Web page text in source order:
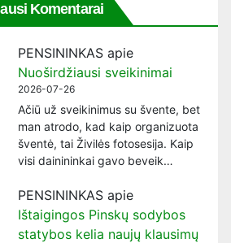
Komentarai
PENSININKAS apie
Nuoširdžiausi sveikinimai
2026-07-26
Ačiū už sveikinimus su švente, bet
man atrodo, kad kaip organizuota
šventė, tai Živilės fotosesija. Kaip
visi dainininkai gavo beveik…
PENSININKAS apie
Ištaigingos Pinskų sodybos
statybos kelia naujų klausimų